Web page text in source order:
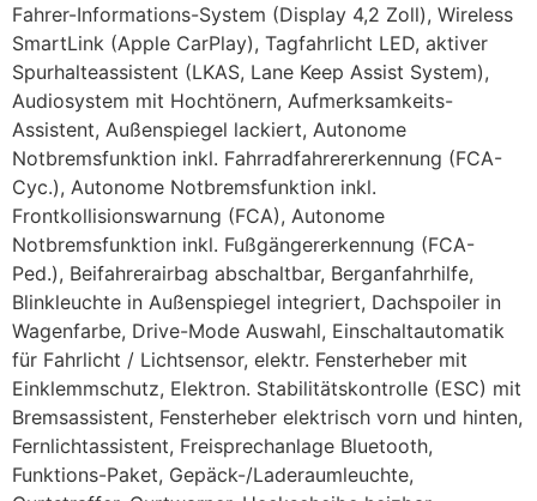
Fahrer-Informations-System (Display 4,2 Zoll), Wireless
SmartLink (Apple CarPlay), Tagfahrlicht LED, aktiver
Spurhalteassistent (LKAS, Lane Keep Assist System),
Audiosystem mit Hochtönern, Aufmerksamkeits-
Assistent, Außenspiegel lackiert, Autonome
Notbremsfunktion inkl. Fahrradfahrererkennung (FCA-
Cyc.), Autonome Notbremsfunktion inkl.
Frontkollisionswarnung (FCA), Autonome
Notbremsfunktion inkl. Fußgängererkennung (FCA-
Ped.), Beifahrerairbag abschaltbar, Berganfahrhilfe,
Blinkleuchte in Außenspiegel integriert, Dachspoiler in
Wagenfarbe, Drive-Mode Auswahl, Einschaltautomatik
für Fahrlicht / Lichtsensor, elektr. Fensterheber mit
Einklemmschutz, Elektron. Stabilitätskontrolle (ESC) mit
Bremsassistent, Fensterheber elektrisch vorn und hinten,
Fernlichtassistent, Freisprechanlage Bluetooth,
Funktions-Paket, Gepäck-/Laderaumleuchte,